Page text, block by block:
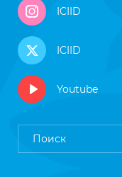
ICIID
ICIID
Youtube